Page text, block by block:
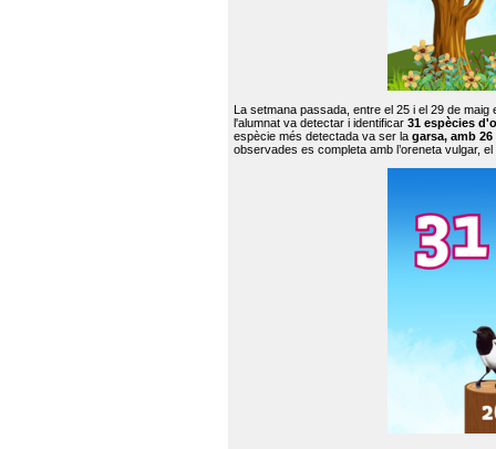
La setmana passada, entre el 25 i el 29 de
l'alumnat va detectar i identificar 31 espècies
espècie més detectada va ser la garsa, amb
observades es completa amb l’oreneta vulgar,